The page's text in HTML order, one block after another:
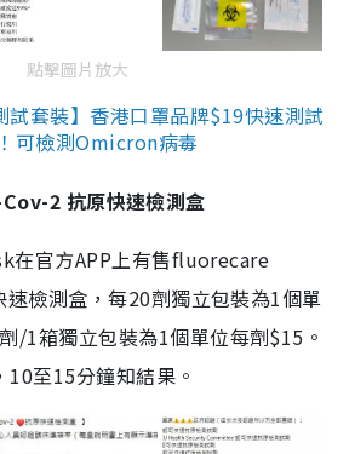
點擊圖片放大
試套裝】香港口罩品牌$19快速測試
可檢測Omicron病毒
2 抗原快速檢測盒
在官方APP上有售fluorecare
速檢測盒，每20劑獨立包裝為1個單
/1箱獨立包裝為1個單位每劑$15。
至15分鐘知結果。